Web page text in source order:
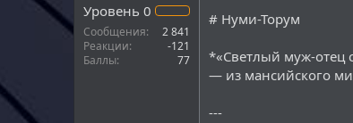
Уровень 0
Сообщения
2 841
Реакции
-121
Баллы
77
# Нуми-Торум
*«Светлый муж-отец
— из мансийского
---